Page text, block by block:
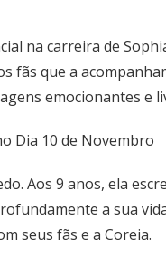
na carreira de
fãs que a
emocionantes e
Dia 10 de Novembro
Aos 9 anos, ela
a sua
seus fãs e a Coreia.